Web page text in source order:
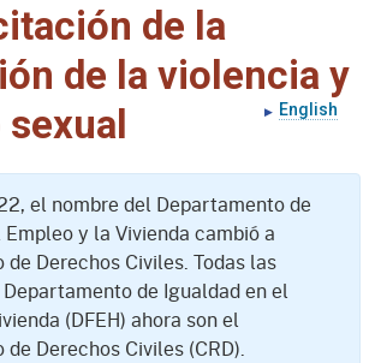
de la
de la violencia y
English
el nombre del Departamento de
y la Vivienda cambió a
Derechos Civiles. Todas las
de Igualdad en el
(DFEH) ahora son el
Derechos Civiles (CRD).